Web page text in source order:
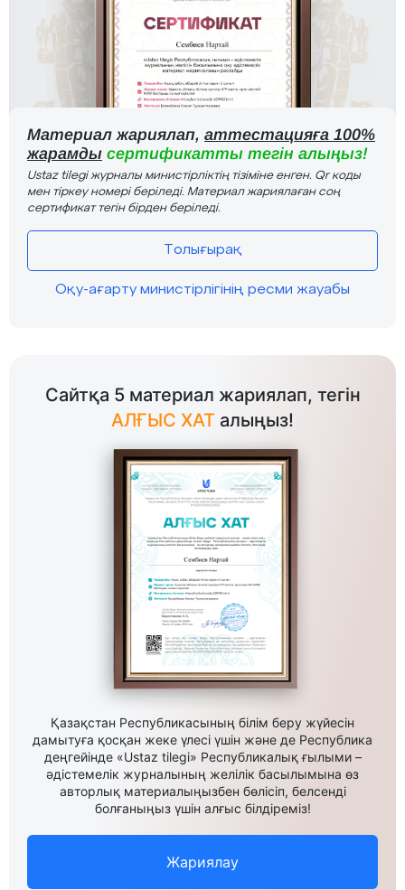
Материал жариялап, аттестацияға 100%
жарамды сертификатты тегін алыңыз!
Ustaz tilegi журналы министірліктің тізіміне енген. Qr коды
мен тіркеу номері беріледі. Материал жариялаған соң
сертификат тегін бірден беріледі.
Толығырақ
Оқу-ағарту министірлігінің ресми жауабы
Сайтқа 5 материал жариялап, тегін
АЛҒЫС ХАТ алыңыз!
Қазақстан Республикасының білім беру жүйесін
дамытуға қосқан жеке үлесі үшін және де Республика
деңгейінде «Ustaz tilegi» Республикалық ғылыми –
әдістемелік журналының желілік басылымына өз
авторлық материалыңызбен бөлісіп, белсенді
болғаныңыз үшін алғыс білдіреміз!
Жариялау